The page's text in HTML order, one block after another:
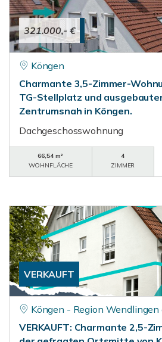
321.000,- €
Köngen
Charmante 3,5-Zimmer-
TG-Stellplatz und
Zentrumsnah in Köngen.
Dachgeschosswohnung
66,54 m²
WOHNFLÄCHE
4
ZIMMER
VERKAUFT
Köngen - Region Wendlingen
VERKAUFT: Charmante 2,5-